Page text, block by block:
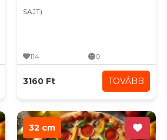
SAJT)
114 0
3160 Ft TOVÁBB
32 cm